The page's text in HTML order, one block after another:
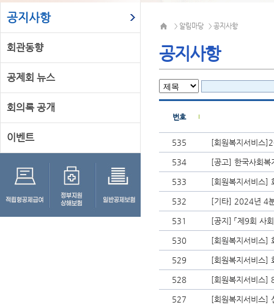
공지사항
회관동향
공제회 뉴스
회의록 공개
이벤트
> 알림마당 > 공지사항
공지사항
번호
535 [회원복지서비스
534 [공고] 한국사회복
533 [회원복지서비스]
532 [기타] 2024년 4
531 [공지] 「제9회 사
530 [회원복지서비스]
529 [회원복지서비스]
528 [회원복지서비스]
527 [회원복지서비스]